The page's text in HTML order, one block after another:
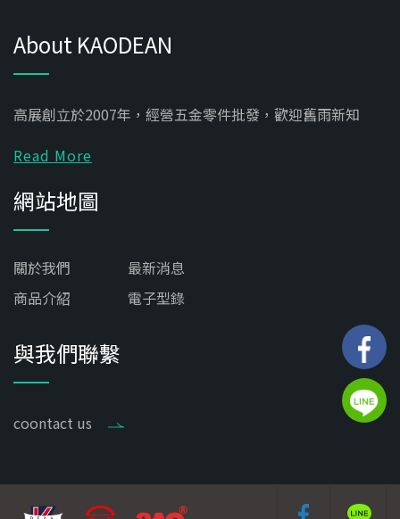
About KAODEAN
高展創立於2007年，經營五金零件批發，歡迎舊雨新知
Read More
網站地圖
關於我們
最新消息
商品介紹
電子型錄
與我們聯繫
coontact us